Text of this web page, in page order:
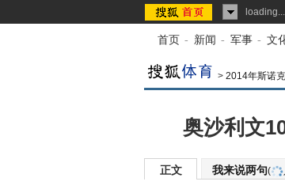
loading...
首页 - 新闻 - 军事 - 文
> 2014年斯诺
奥沙利文
正文 我来说两句(